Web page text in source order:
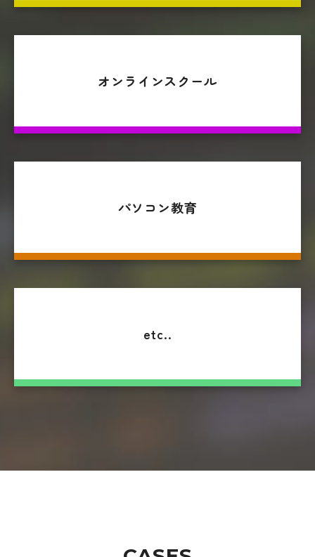
オンラインスクール
パソコン教育
etc..